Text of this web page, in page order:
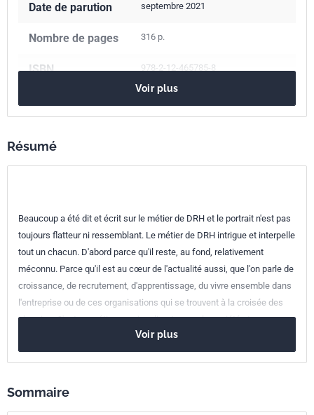
Date de parution septembre 2021
Nombre de pages 316 p.
ISBN 978-2-12-465785-8
Voir plus
Résumé
Beaucoup a été dit et écrit sur le métier de DRH et le portrait n'est pas
toujours flatteur ni ressemblant. Le métier de DRH intrigue et interpelle
tout un chacun. D'abord parce qu'il reste, au fond, relativement
méconnu. Parce qu'il est au cœur de l'actualité aussi, que l'on parle de
croissance, de recrutement, d'apprentissage, du vivre ensemble dans
l'entreprise ou de ces organisations qui se trouvent à la croisée des
chemins. C'est un métier en prise directe avec la société et ses
évolutions. Précisément, l'heure est à l'équilibre retrouvé, à la
sincérisation des relations, à la réconciliation de l'économique et du
passer de l'autre. DRH : trois lettres pour une fonction aux mille
Voir plus
Sommaire